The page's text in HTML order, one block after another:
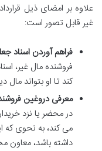
علاوه بر امضای ذیل
غیر قابل تصور است:
فراهم آوردن اسناد
فروشنده مال غیر،
کند تا او بتواند
معرفی دروغین
در محضر یا نزد
می کند، به نحوی که
داشته باشد،